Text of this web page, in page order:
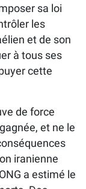
sa loi
les
et de son
à tous ses
cette
de force
et ne le
iranienne
a estimé le